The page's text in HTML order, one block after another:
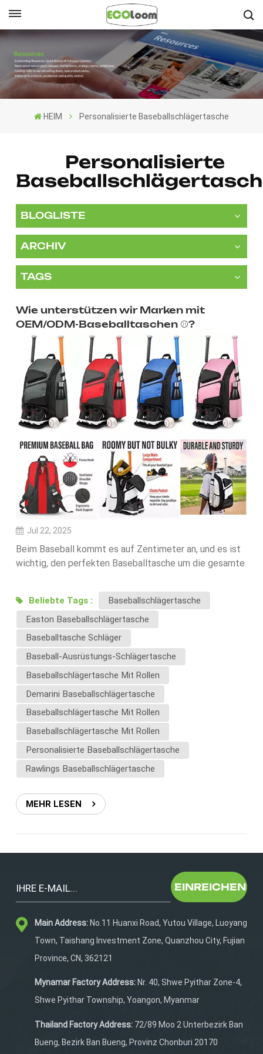
English
Français
Nederlands
HEIM Personalisierte Baseballschlägertasche
Personalisierte
BLOGLISTE
ARCHIV
TAGS
Wie unterstützen wir Marken mit
OEM/ODM-Baseballtaschen ⚾?
Jul 22, 2025
Beim Baseball kommt es auf Zentimeter an, und es ist
wichtig, den perfekten Baseballtasche um die gesamte
Exakte Farbabstimmung für Markenkonsistenz 🧵
Robuste Konstruktion für den Einsatz mit hoher
Belastung Als erfahrener OEM/ODM-Partner bieten wir
End-to-End-Entwicklung: ✅ Konzeptdesign und
Materialbeschaffung Wir unterstützen Marken von der
Skizze bis zum Muster. Bieten Sie eine große Auswahl
an Hochleistungsstoffen an: Ripstop-Nylon,
beschichtetes Poly, wasserdichte Plane usw. Passende
Farben bei Reißverschlüssen, Paspeln, Besätzen,
Netzen und Gurten für eine einheitliche visuelle
Wirkung. ✅ Funktionsorientiertes Engineering Spezielle
Fledermaushüllen (einzeln oder mehrere) Belüftete
Stollenfächer Gepolsterte Laptop- oder Tablet-
Taschen für Trainer Seitliche Wasserflaschenhalter und
PE-Platten oder geformtem Boden für Struktur ✅
Strenge Qualitätskontrolle Zugfestigkeits- und
Haltbarkeitstests für Reißverschlüsse, Griffe und
✅ Anpassung an Ihre Marke Stickerei, Siebdruck,
Silikonpatch, Sublimation – alle Markenelemente
werden mit Präzision verarbeitet Individuelles Futter
mit Logos oder Symbolen MOQ-Flexibilität für neue
Kollektionen oder spezielle Team-Editionen 📦 Egal, ob
Sie ein Flaggschiffprodukt entwickeln oder eine
limitierte Teamserie auf den Markt bringen, wir
Handwerkskunst und Fertigungsintelligenz. Wenn Sie
einen zuverlässigen und detailorientierten
wir können. 👉 Senden Sie uns eine DM oder
kommentieren Sie unten, um Ihre nächste
Beliebte Tags :
Baseballschlägertasche
Easton Baseballschlägertasche
Baseballtasche Schläger
Baseball-Ausrüstungs-Schlägertasche
Baseballschlägertasche Mit Rollen
Demarini Baseballschlägertasche
Baseballschlägertasche Mit Rollen
Baseballschlägertasche Mit Rollen
Personalisierte Baseballschlägertasche
Rawlings Baseballschlägertasche
MEHR LESEN
EINREICHEN
Main Address:No.11 Huanxi Road, Yutou Village, Luoyang
Town, Taishang Investment Zone, Quanzhou City, Fujian
Province, CN, 362121
Mynamar Factory Address:Nr. 40, Shwe Pyithar Zone-4,
Shwe Pyithar Township, Yoangon, Myanmar
Thailand Factory Address:72/89 Moo 2 Unterbezirk Ban
Bueng, Bezirk Ban Bueng, Provinz Chonburi 20170